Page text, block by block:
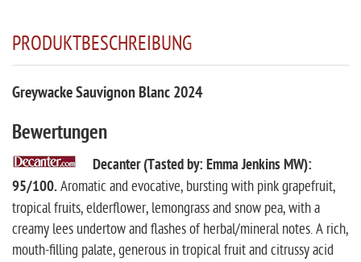
PRODUKTBESCHREIBUNG
Greywacke Sauvignon Blanc 2024
Bewertungen
Decanter (Tasted by: Emma Jenkins MW):
95/100.Aromatic and evocative, bursting with pink grapefruit,
tropical fruits, elderflower, lemongrass and snow pea, with a
creamy lees undertow and flashes of herbal/mineral notes. A rich,
mouth-filling palate, generous in tropical fruit and citrussy acid